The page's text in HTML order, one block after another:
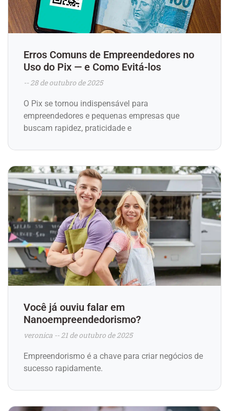
Erros Comuns de Empreendedores no
Uso do Pix — e Como Evitá-los
28 de outubro de 2025
O Pix se tornou indispensável para
empreendedores e pequenas empresas que
buscam rapidez, praticidade e
Você já ouviu falar em
Nanoempreendedorismo?
veronica 21 de outubro de 2025
Empreendorismo é a chave para criar negócios de
sucesso rapidamente.